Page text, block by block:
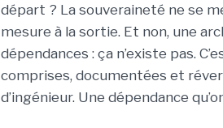
départ ? La souveraineté ne se
mesure à la sortie. Et non, une
dépendances : ça n’existe pas.
comprises, documentées et
d’ingénieur. Une dépendance